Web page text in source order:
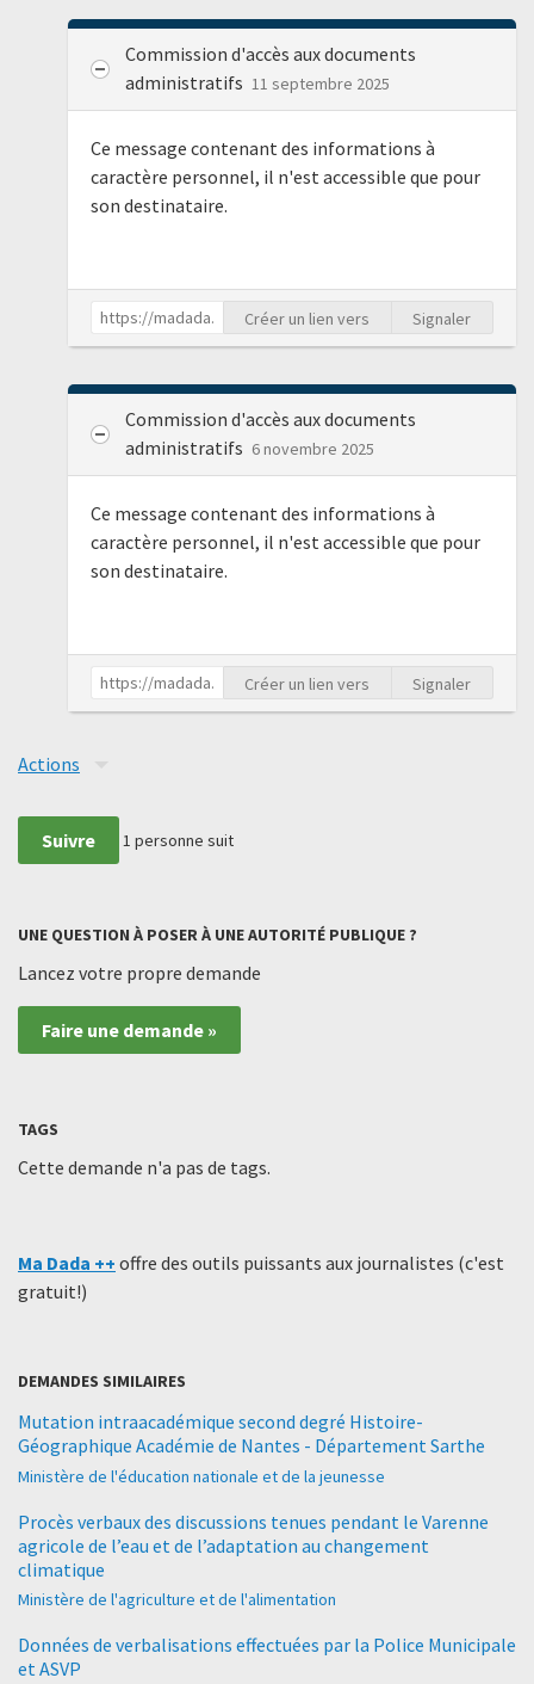
Commission d'accès aux documents
administratifs 11 septembre 2025
Ce message contenant des informations à
caractère personnel, il n'est accessible que pour
son destinataire.
Créer un lien vers Signaler
Commission d'accès aux documents
administratifs 6 novembre 2025
Ce message contenant des informations à
caractère personnel, il n'est accessible que pour
son destinataire.
Créer un lien vers Signaler
Actions
Suivre 1 personne suit
UNE QUESTION À POSER À UNE AUTORITÉ PUBLIQUE ?
Lancez votre propre demande
Faire une demande »
TAGS
Cette demande n'a pas de tags.
Ma Dada ++ offre des outils puissants aux journalistes (c'est
gratuit!)
DEMANDES SIMILAIRES
Mutation intraacadémique second degré Histoire-
Géographique Académie de Nantes - Département Sarthe
Ministère de l'éducation nationale et de la jeunesse
Procès verbaux des discussions tenues pendant le Varenne
agricole de l’eau et de l’adaptation au changement
climatique
Ministère de l'agriculture et de l'alimentation
Données de verbalisations effectuées par la Police Municipale
et ASVP